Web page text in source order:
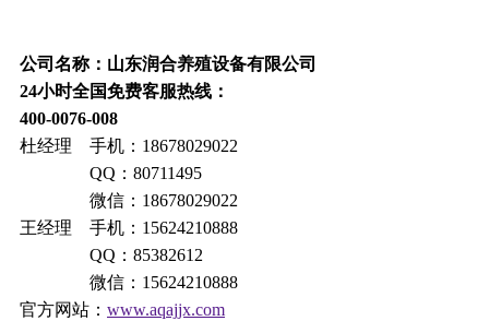
公司名称：山东润合养殖设备有限公司
24小时全国免费客服热线：
400-0076-008
杜经理 手机：18678029022
QQ：80711495
微信：18678029022
王经理 手机：15624210888
QQ：85382612
微信：15624210888
官方网站： www.aqajjx.com